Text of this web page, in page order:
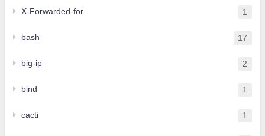
X-Forwarded-for 1
bash 17
big-ip 2
bind 1
cacti 1